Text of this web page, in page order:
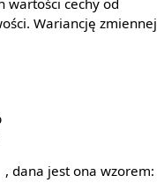
wartości cechy od
Wariancję zmiennej
, dana jest ona wzorem: